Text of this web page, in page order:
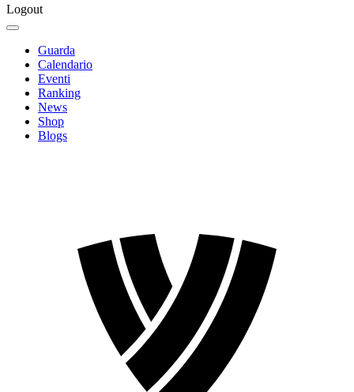
Logout
Guarda
Calendario
Eventi
Ranking
News
Shop
Blogs